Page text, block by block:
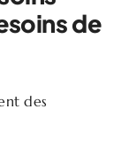
de
des